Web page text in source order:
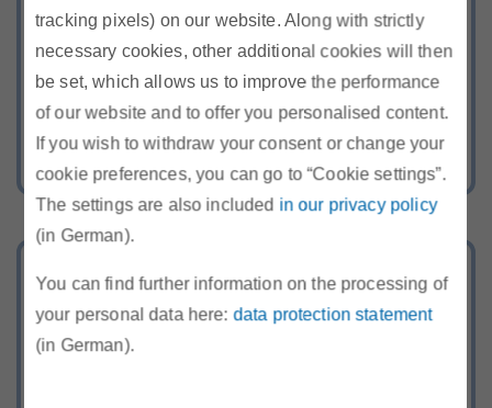
tracking pixels) on our website. Along with strictly
necessary cookies, other additional cookies will then
be set, which allows us to improve the performance
of our website and to offer you personalised content.
If you wish to withdraw your consent or change your
cookie preferences, you can go to “Cookie settings”.
The settings are also included in our privacy policy
(in German).
You can find further information on the processing of
your personal data here:data protection statement
(in German).
Remit
Neuigkeiten, relevante Dokumente,
FAQ und Hinweise zu REMIT
Stellenangebote
Werden Sie Teil unseres Teams!